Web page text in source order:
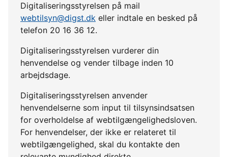
Digitaliseringsstyrelsen på mail
webtilsyn@digst.dk eller indtale en besked på
telefon 20 16 36 12.
Digitaliseringsstyrelsen vurderer din
henvendelse og vender tilbage inden 10
arbejdsdage.
Digitaliseringsstyrelsen anvender
henvendelserne som input til tilsynsindsatsen
for overholdelse af webtilgængelighedsloven.
For henvendelser, der ikke er relateret til
webtilgængelighed, skal du kontakte den